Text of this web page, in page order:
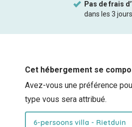
Cet hébergement se
Avez-vous une préférence
type vous sera attribué.
6-persoons villa - Rietduin